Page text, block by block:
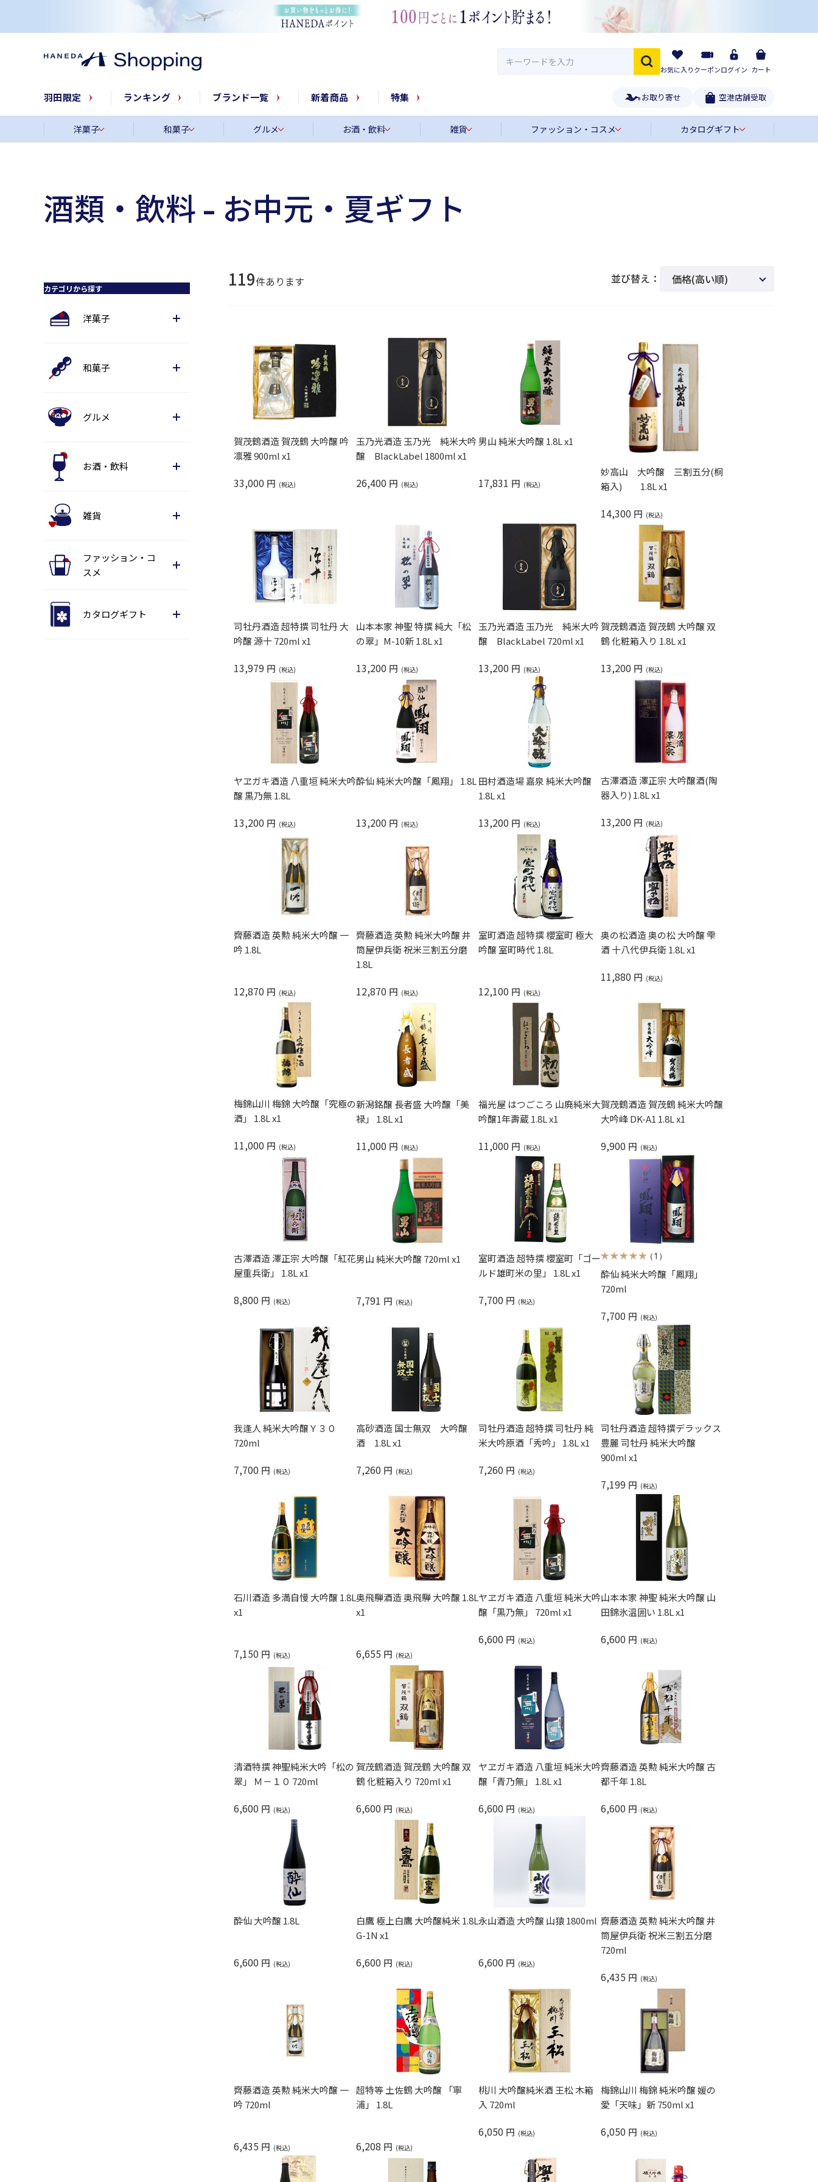
お気に入りクーポンログイン カート
羽田限定 ランキング ブランド一覧 新着商品 特集 お取り寄せ 空港店舗受取
洋菓子 和菓子 グルメ お酒・飲料 雑貨 ファッション・コスメ カタログギフト
酒類・飲料 - お中元・夏ギフト
カテゴリから探す
洋菓子
和菓子
グルメ
お酒・飲料
雑貨
ファッション・コ
スメ
カタログギフト
119件あります
並び替え：
価格(安い順)
価格(高い順)
発売日＋商品名
レビュー順
賀茂鶴酒造 賀茂鶴 大吟醸 吟
凛雅 900ml x1
33,000 円
玉乃光酒造 玉乃光 純米大吟
醸 BlackLabel 1800ml x1
26,400 円
男山 純米大吟醸 1.8L x1
17,831 円
妙高山 大吟醸 三割五分(桐
箱入) 1.8L x1
14,300 円
司牡丹酒造 超特撰 司牡丹 大
吟醸 源十 720ml x1
13,979 円
山本本家 神聖 特撰 純大「松
の翠」M-10新 1.8L x1
13,200 円
玉乃光酒造 玉乃光 純米大吟
醸 BlackLabel 720ml x1
13,200 円
賀茂鶴酒造 賀茂鶴 大吟醸 双
鶴 化粧箱入り 1.8L x1
13,200 円
ヤヱガキ酒造 八重垣 純米大吟
醸 黒乃無 1.8L
13,200 円
酔仙 純米大吟醸「鳳翔」 1.8L
13,200 円
田村酒造場 嘉泉 純米大吟醸
1.8L x1
13,200 円
古澤酒造 澤正宗 大吟醸酒(陶
器入り) 1.8L x1
13,200 円
齊藤酒造 英勲 純米大吟醸 一
吟 1.8L
12,870 円
齊藤酒造 英勲 純米大吟醸 井
筒屋伊兵衛 祝米三割五分磨
1.8L
12,870 円
室町酒造 超特撰 櫻室町 極大
吟醸 室町時代 1.8L
12,100 円
奥の松酒造 奥の松 大吟醸 雫
酒 十八代伊兵衛 1.8L x1
11,880 円
梅錦山川 梅錦 大吟醸「究極の
酒」 1.8L x1
11,000 円
新潟銘醸 長者盛 大吟醸「美
禄」 1.8L x1
11,000 円
福光屋 はつごころ 山廃純米大
吟醸1年壽蔵 1.8L x1
11,000 円
賀茂鶴酒造 賀茂鶴 純米大吟醸
大吟峰 DK-A1 1.8L x1
9,900 円
古澤酒造 澤正宗 大吟醸「紅花
屋重兵衛」 1.8L x1
8,800 円
男山 純米大吟醸 720ml x1
7,791 円
室町酒造 超特撰 櫻室町「ゴー
ルド雄町米の里」 1.8L x1
7,700 円
（1）
酔仙 純米大吟醸「鳳翔」
720ml
7,700 円
我逢人 純米大吟醸Ｙ３０
720ml
7,700 円
高砂酒造 国士無双 大吟醸
酒 1.8L x1
7,260 円
司牡丹酒造 超特撰 司牡丹 純
米大吟原酒「秀吟」 1.8L x1
7,260 円
司牡丹酒造 超特撰デラックス
豊麗 司牡丹 純米大吟醸
900ml x1
7,199 円
石川酒造 多満自慢 大吟醸 1.8L
x1
7,150 円
奥飛騨酒造 奥飛騨 大吟醸 1.8L
x1
6,655 円
ヤヱガキ酒造 八重垣 純米大吟
醸「黒乃無」 720ml x1
6,600 円
山本本家 神聖 純米大吟醸 山
田錦氷温囲い 1.8L x1
6,600 円
清酒特撰 神聖純米大吟「松の
翠」 Ｍ－１０ 720ml
6,600 円
賀茂鶴酒造 賀茂鶴 大吟醸 双
鶴 化粧箱入り 720ml x1
6,600 円
ヤヱガキ酒造 八重垣 純米大吟
醸「青乃無」 1.8L x1
6,600 円
齊藤酒造 英勲 純米大吟醸 古
都千年 1.8L
6,600 円
酔仙 大吟醸 1.8L
6,600 円
白鷹 極上白鷹 大吟醸純米 1.8L
G-1N x1
6,600 円
永山酒造 大吟醸 山猿 1800ml
6,600 円
齊藤酒造 英勲 純米大吟醸 井
筒屋伊兵衛 祝米三割五分磨
720ml
6,435 円
齊藤酒造 英勲 純米大吟醸 一
吟 720ml
6,435 円
超特等 土佐鶴 大吟醸 「寧
浦」 1.8L
6,208 円
桃川 大吟醸純米酒 王松 木箱
入 720ml
6,050 円
梅錦山川 梅錦 純米吟醸 媛の
愛「天味」新 750ml x1
6,050 円